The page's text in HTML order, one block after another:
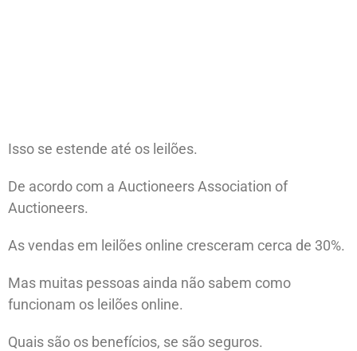
Isso se estende até os leilões.
De acordo com a Auctioneers Association of
Auctioneers.
As vendas em leilões online cresceram cerca de 30%.
Mas muitas pessoas ainda não sabem como
funcionam os leilões online.
Quais são os benefícios, se são seguros.